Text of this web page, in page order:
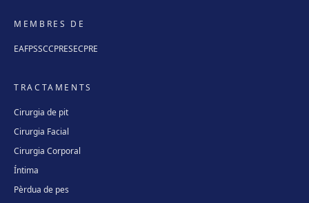
MEMBRES DE
EAFPSSCCPRESECPRE
TRACTAMENTS
Cirurgia de pit
Cirurgia Facial
Cirurgia Corporal
Íntima
Pèrdua de pes